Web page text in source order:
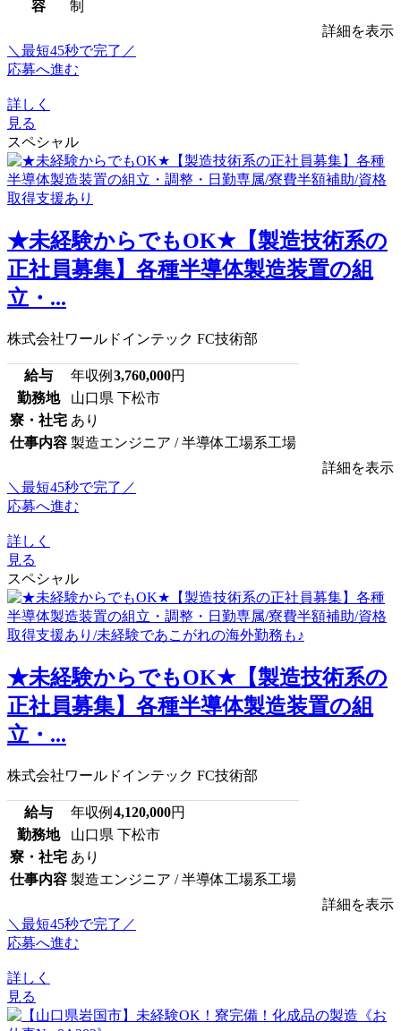
容
制
詳細を表示
＼最短45秒で完了／
応募へ進む
詳しく
見る
スペシャル
★未経験からでもOK★【製造技術系の
正社員募集】各種半導体製造装置の組
立・...
株式会社ワールドインテック FC技術部
給与 年収例 3,760,000円
勤務地
山口県 下松市
寮・社宅 あり
仕事内容 製造エンジニア / 半導体工場系工場
詳細を表示
＼最短45秒で完了／
応募へ進む
詳しく
見る
スペシャル
★未経験からでもOK★【製造技術系の
正社員募集】各種半導体製造装置の組
立・...
株式会社ワールドインテック FC技術部
給与 年収例 4,120,000円
勤務地
山口県 下松市
寮・社宅 あり
仕事内容 製造エンジニア / 半導体工場系工場
詳細を表示
＼最短45秒で完了／
応募へ進む
詳しく
見る